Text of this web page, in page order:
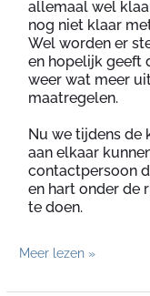
allemaal wel
nog niet klaar
Wel worden er
en hopelijk geeft
weer wat meer
maatregelen.
Nu we tijdens de
aan elkaar
contactpersoon
en hart onder de
te doen.
Meer lezen »